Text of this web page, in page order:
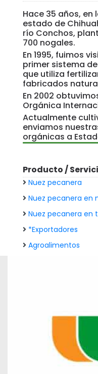
Hace 35 años,
estado de
río Conchos,
700 nogales.
En 1995, fuimos
primer sistema
que utiliza
fabricados
En 2002
Orgánica
Actualmente
enviamos
orgánicas a
Producto /
Nuez pecanera
Nuez pecanera en
Nuez pecanera en
*Exportadores
Agroalimentos